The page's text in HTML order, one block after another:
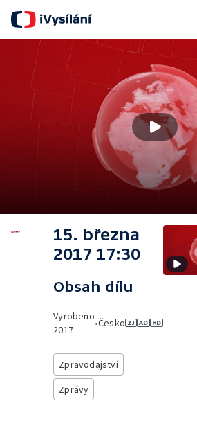
15. března
2017 17:30
Obsah dílu
Vyrobeno
2017
•Česko
Zpravodajství
Zprávy